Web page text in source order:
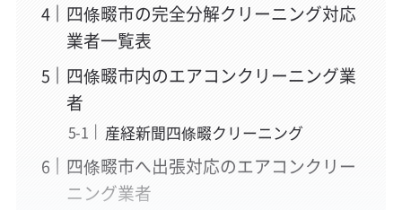
四條畷市の完全分解クリーニング対応
業者一覧表
四條畷市内のエアコンクリーニング業
者
産経新聞四條畷クリーニング
四條畷市へ出張対応のエアコンクリー
ニング業者